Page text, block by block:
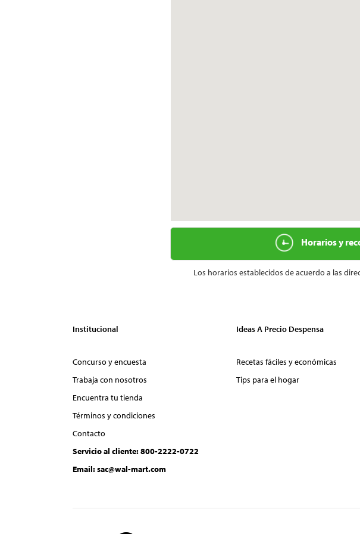
Horarios y
Los horarios establecidos de acuerdo a las
Institucional
Concurso y encuesta
Trabaja con nosotros
Encuentra tu tienda
Términos y condiciones
Contacto
Servicio al cliente: 800-2222-0722
Email: sac@wal-mart.com
Ideas A Precio Despensa
Recetas fáciles y económicas
Tips para el hogar